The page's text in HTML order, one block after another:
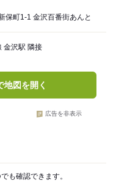
保町1-1 金沢百番街あんと
金沢駅 隣接
地図を開く
広告を非表示
も確認できます。